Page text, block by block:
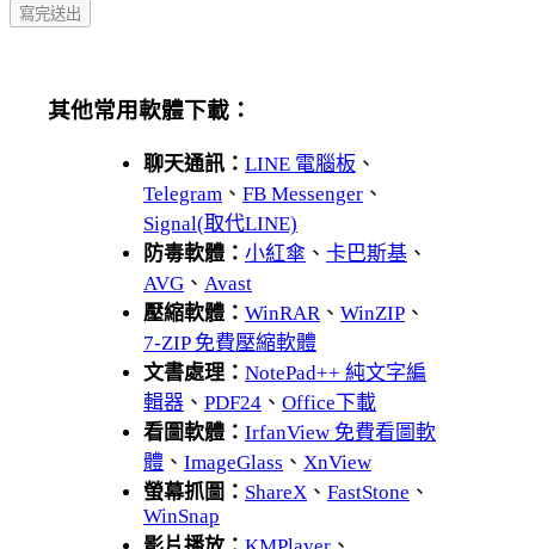
其他常用軟體下載：
聊天通訊： LINE 電腦板 、
Telegram 、 FB Messenger 、
Signal(取代LINE)
防毒軟體： 小紅傘 、 卡巴斯基 、
AVG 、 Avast
壓縮軟體： WinRAR、 WinZIP 、
7-ZIP 免費壓縮軟體
文書處理： NotePad++ 純文字編
輯器 、 PDF24 、 Office下載
看圖軟體： IrfanView 免費看圖軟
體 、 ImageGlass 、 XnView
螢幕抓圖： ShareX 、 FastStone 、
WinSnap